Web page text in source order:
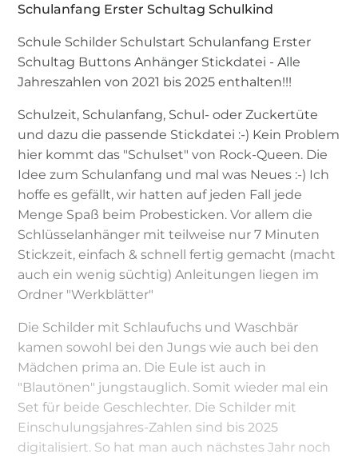
Schulanfang Erster Schultag Schulkind
Schule Schilder Schulstart Schulanfang Erster
Schultag Buttons Anhänger Stickdatei - Alle
Jahreszahlen von 2021 bis 2025 enthalten!!!
Schulzeit, Schulanfang, Schul- oder Zuckertüte
und dazu die passende Stickdatei :-) Kein Problem
hier kommt das "Schulset" von Rock-Queen. Die
Idee zum Schulanfang und mal was Neues :-) Ich
hoffe es gefällt, wir hatten auf jeden Fall jede
Menge Spaß beim Probesticken. Vor allem die
Schlüsselanhänger mit teilweise nur 7 Minuten
Stickzeit, einfach & schnell fertig gemacht (macht
auch ein wenig süchtig) Anleitungen liegen im
Ordner "Werkblätter"
Die Schilder mit Schlaufuchs und Waschbär
kamen sowohl bei den Jungs wie auch bei den
Mädchen prima an. Die Eule ist auch in
"Blautönen" jungstauglich. Somit wieder mal ein
Set für beide Geschlechter. Die Schilder mit
Einschulungsjahres-Zahlen sind bis 2025
digitalisiert. So hat man auch nächstes Jahr noch